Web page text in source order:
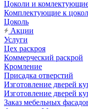
Цоколи и
Комплектующие к
Цоколь
Акции
Услуги
Цех раскроя
Коммерческий раскрой
Кромление
Присадка отверстий
Изготовление дверей
Изготовление дверей
Заказ мебельных